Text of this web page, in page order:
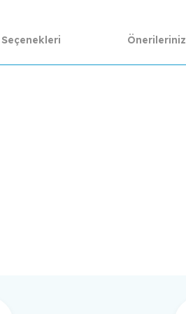
Önerileriniz